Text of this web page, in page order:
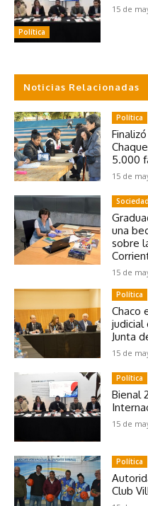
Política
15 de
Noticias Relacionadas
Política
5.000
15 de
Sociedad
una
sobre
15 de
Política
Chaco
judicial
Junta
15 de
Política
Bienal
15 de
Política
Club